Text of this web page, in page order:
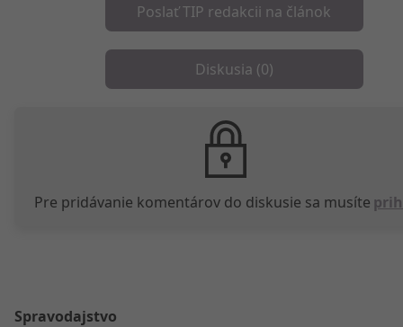
Poslať TIP redakcii na článok
Diskusia (0)
Pre pridávanie komentárov do diskusie sa musíte
Spravodajstvo